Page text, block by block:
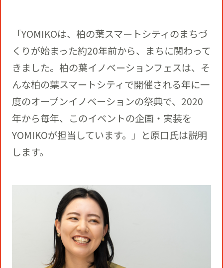
「YOMIKOは、柏の葉スマートシティのまちづ
くりが始まった約20年前から、まちに関わって
きました。柏の葉イノベーションフェスは、そ
んな柏の葉スマートシティで開催される年に一
度のオープンイノベーションの祭典で、2020
年から毎年、このイベントの企画・実装を
YOMIKOが担当しています。」と原口氏は説明
します。